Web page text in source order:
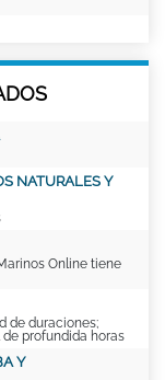
NATURALES Y
Online tiene
de duraciones;
profundida horas
Y